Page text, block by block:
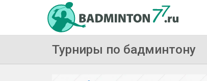
Турниры по бадминтону